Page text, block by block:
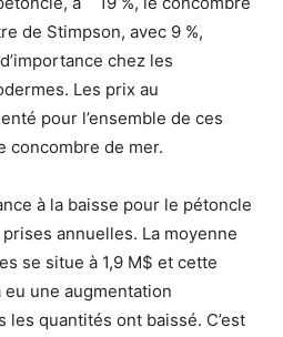
de Stimpson, avec 9 %,
chez les
Les prix au
pour l’ensemble de ces
concombre de mer.
à la baisse pour le pétoncle
annuelles. La moyenne
se situe à 1,9 M$ et cette
eu une augmentation
quantités ont baissé. C’est